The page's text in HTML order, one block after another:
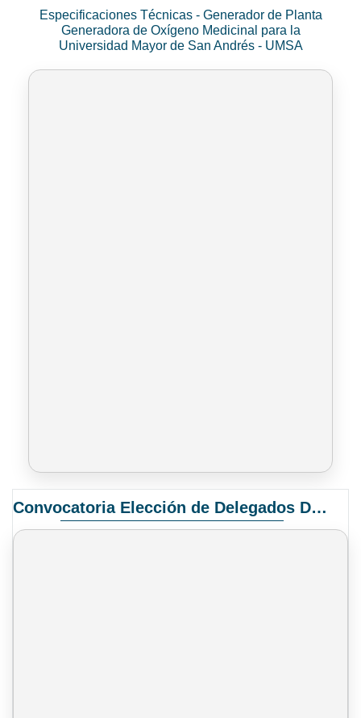
Especificaciones Técnicas - Generador de Planta
Generadora de Oxígeno Medicinal para la
Universidad Mayor de San Andrés - UMSA
Convocatoria Elección de Delegados Docentes para el XIV Congreso Nacional de Universidades